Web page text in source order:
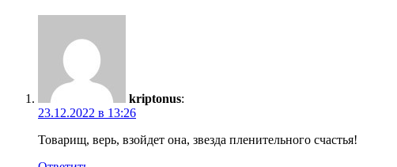
kriptonus:
23.12.2022 в 13:26
Товарищ, верь, взойдет она, звезда пленительного счастья!